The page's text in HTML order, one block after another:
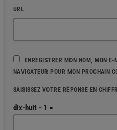
URL
ENREGISTRER MON NOM, MON
NAVIGATEUR POUR MON PROCHAIN
SAISISSEZ VOTRE RÉPONSE EN
dix-huit − 1 =